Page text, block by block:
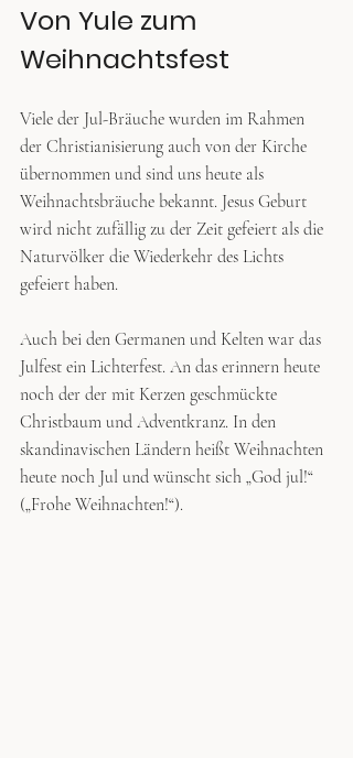
Von Yule zum
Weihnachtsfest
Viele der Jul-Bräuche wurden im Rahmen
der Christianisierung auch von der Kirche
übernommen und sind uns heute als
Weihnachtsbräuche bekannt. Jesus Geburt
wird nicht zufällig zu der Zeit gefeiert als die
Naturvölker die Wiederkehr des Lichts
gefeiert haben.
Auch bei den Germanen und Kelten war das
Julfest ein Lichterfest. An das erinnern heute
noch der der mit Kerzen geschmückte
Christbaum und Adventkranz. In den
skandinavischen Ländern heißt Weihnachten
heute noch Jul und wünscht sich „God jul!“
(„Frohe Weihnachten!“).